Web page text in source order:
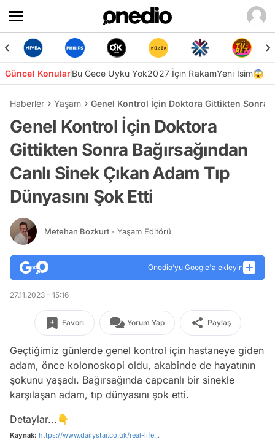
Güncel KonularBu Gece Uyku Yok2027 İçin RakamYeni İsim😱
Haberler Yaşam Genel Kontrol İçin Doktora Gittikten Sonra
Genel Kontrol İçin Doktora
Gittikten Sonra Bağırsağından
Canlı Sinek Çıkan Adam Tıp
Dünyasını Şok Etti
Metehan Bozkurt - Yaşam Editörü
Onedio’yu Google'a ekleyin
27.11.2023 - 15:16
Favori Yorum Yap Paylaş
Geçtiğimiz günlerde genel kontrol için hastaneye giden
adam, önce kolonoskopi oldu, akabinde de hayatının
şokunu yaşadı. Bağırsağında capcanlı bir sinekle
karşılaşan adam, tıp dünyasını şok etti.
Detaylar...👇
Kaynak: https://www.dailystar.co.uk/real-life...